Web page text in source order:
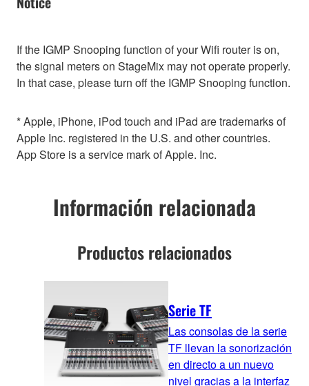
If the IGMP Snooping function of your Wifi router is on,
the signal meters on StageMix may not operate properly.
In that case, please turn off the IGMP Snooping function.
* Apple, iPhone, iPod touch and iPad are trademarks of
Apple Inc. registered in the U.S. and other countries.
App Store is a service mark of Apple. Inc.
Información relacionada
Productos relacionados
Serie TF
Las consolas de la serie
TF llevan la sonorización
en directo a un nuevo
nivel gracias a la interfaz